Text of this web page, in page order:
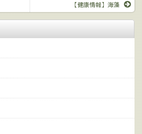
【健康情報】海藻